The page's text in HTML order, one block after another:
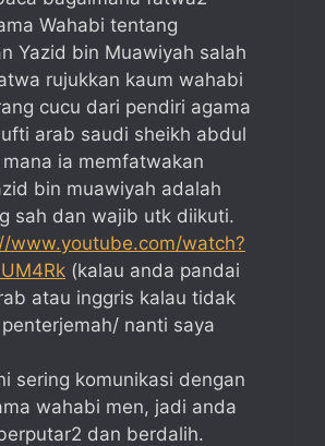
Wahabi tentang
Yazid bin Muawiyah salah
rujukkan kaum wahabi
cucu dari pendiri agama
arab saudi sheikh abdul
ia memfatwakan
bin muawiyah adalah
sah dan wajib utk diikuti.
www.youtube.com/watch?
(kalau anda pandai
atau inggris kalau tidak
nanti saya
sering komunikasi dengan
wahabi men, jadi anda
dan berdalih.